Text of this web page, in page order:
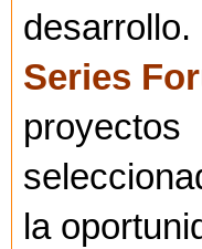
desarrollo.
Series
proyectos
la